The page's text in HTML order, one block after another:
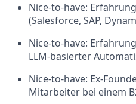
Nice-to-have:
(Salesforce, SAP,
Nice-to-have:
LLM-basierter
Nice-to-have: Ex-
Mitarbeiter bei einem